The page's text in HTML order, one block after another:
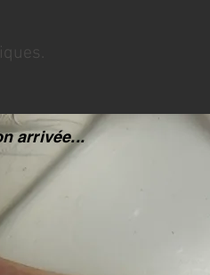
arrivée...